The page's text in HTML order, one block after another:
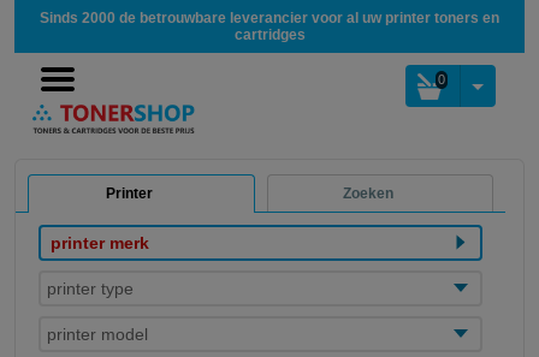
Sinds 2000 de betrouwbare leverancier voor al uw printer toners en
cartridges
0
Printer Zoeken
printer merk
printer type
printer model